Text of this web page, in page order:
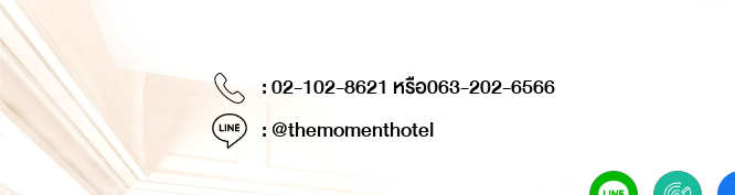
: 02-102-8621 หรือ063-202-6566
: @themomenthotel